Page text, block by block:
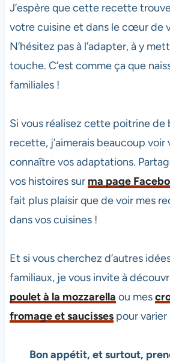
J’espère que cette recette
votre cuisine et dans le cœur de
N’hésitez pas à l’adapter, à y
touche. C’est comme ça que
familiales !
Si vous réalisez cette poitrine
recette, j’aimerais beaucoup voir
connaître vos adaptations.
vos histoires sur ma page
fait plus plaisir que de voir mes
dans vos cuisines !
Et si vous cherchez d’autres
familiaux, je vous invite à
poulet à la mozzarella ou mes
fromage et saucisses pour varier
Bon appétit, et surtout,